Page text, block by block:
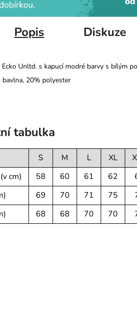
Popis Diskuze
Ecko Unltd. s kapucí modré barvy s bílým
bavlna, 20% polyester
tabulka
S M L XL
cm)
58 60 61 62
69 70 71 75
68 68 70 70